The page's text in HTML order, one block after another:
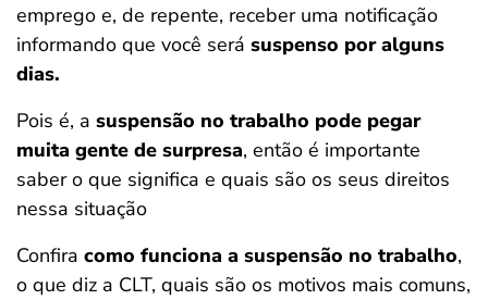
emprego e, de repente, receber uma notificação
informando que você será suspenso por alguns
dias.
Pois é, a suspensão no trabalho pode pegar
muita gente de surpresa, então é importante
saber o que significa e quais são os seus direitos
nessa situação
Confira como funciona a suspensão no trabalho,
o que diz a CLT, quais são os motivos mais comuns,